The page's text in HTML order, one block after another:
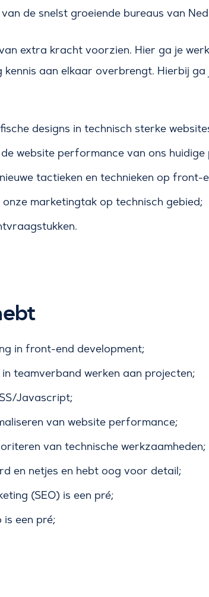
de snelst groeiende bureaus van
extra kracht voorzien. Hier ga je
aan elkaar overbrengt. Hierbij ga
designs in technisch sterke
website performance van ons
tactieken en technieken op front-
marketingtak op technisch gebied;
in front-end development;
teamverband werken aan projecten;
Javascript;
van website performance;
van technische werkzaamheden;
en netjes en hebt oog voor detail;
(SEO) is een pré;
een pré;